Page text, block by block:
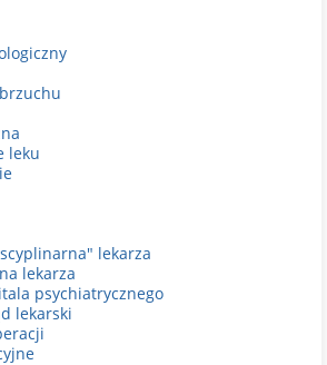
leku
lekarza
lekarza
psychiatrycznego
lekarski